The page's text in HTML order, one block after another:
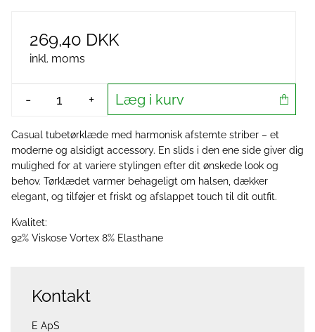
269,40 DKK
inkl. moms
- + Læg i kurv
Casual tubetørklæde med harmonisk afstemte striber – et
moderne og alsidigt accessory. En slids i den ene side giver dig
mulighed for at variere stylingen efter dit ønskede look og
behov. Tørklædet varmer behageligt om halsen, dækker
elegant, og tilføjer et friskt og afslappet touch til dit outfit.
Kvalitet:
92% Viskose Vortex 8% Elasthane
Kontakt
E ApS